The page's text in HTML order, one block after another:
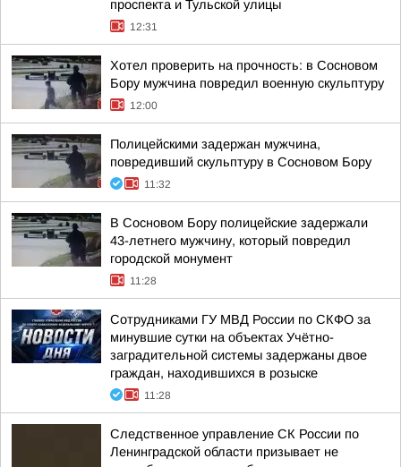
проспекта и Тульской улицы
12:31
Хотел проверить на прочность: в Сосновом
Бору мужчина повредил военную скульптуру
12:00
Полицейскими задержан мужчина,
повредивший скульптуру в Сосновом Бору
11:32
В Сосновом Бору полицейские задержали
43-летнего мужчину, который повредил
городской монумент
11:28
Сотрудниками ГУ МВД России по СКФО за
минувшие сутки на объектах Учётно-
заградительной системы задержаны двое
граждан, находившихся в розыске
11:28
Следственное управление СК России по
Ленинградской области призывает не